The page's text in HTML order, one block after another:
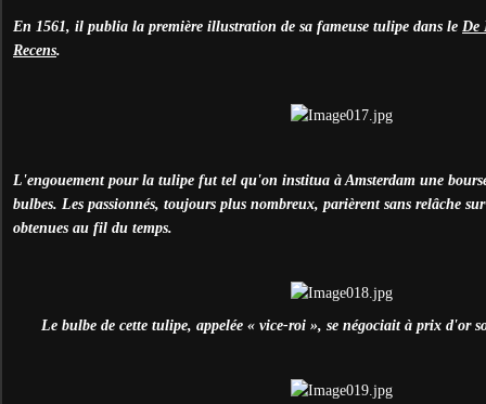
En 1561, il publia la première illustration de sa fameuse tulipe dans le De
Recens.
L'engouement pour la tulipe fut tel qu'on institua à Amsterdam une
bulbes. Les passionnés, toujours plus nombreux, parièrent sans relâche
obtenues au fil du temps.
Le bulbe de cette tulipe, appelée « vice-roi », se négociait à prix d'or